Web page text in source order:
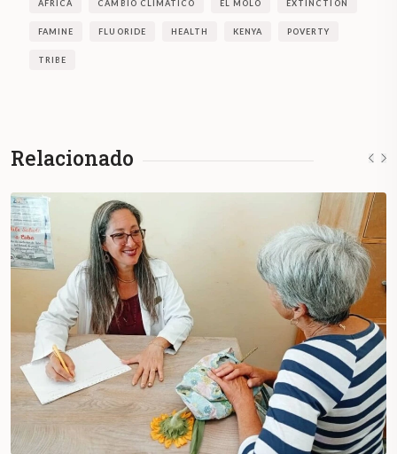
AFRICA CAMBIO CLIMÁTICO EL MOLO EXTINCTION
FAMINE FLUORIDE HEALTH KENYA POVERTY
TRIBE
Relacionado